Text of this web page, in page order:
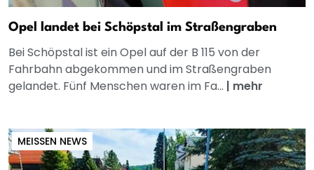
Opel landet bei Schöpstal im Straßengraben
Bei Schöpstal ist ein Opel auf der B 115 von der
Fahrbahn abgekommen und im Straßengraben
gelandet. Fünf Menschen waren im Fa... | mehr
MEISSEN NEWS